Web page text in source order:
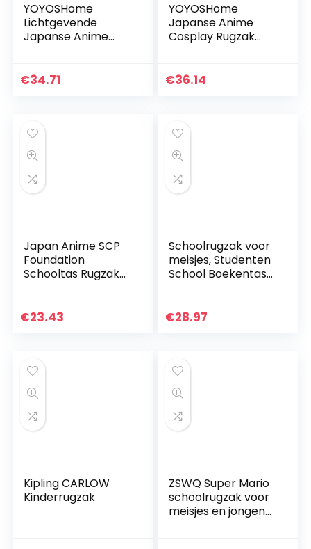
YOYOSHome
Lichtgevende
Japanse Anime
Tas Rugzak
€34.71
YOYOSHome
Japanse Anime
Cosplay Rugzak
Dagrugzak Laptop
€36.14
Japan Anime SCP
Foundation
Schooltas Rugzak
Tas Pakket Zwart
€23.43
Schoolrugzak voor
meisjes, Studenten
School Boekentas
Outdoor Reistas,
€28.97
Kipling CARLOW
Kinderrugzak
ZSWQ Super Mario
schoolrugzak voor
meisjes en jongens,